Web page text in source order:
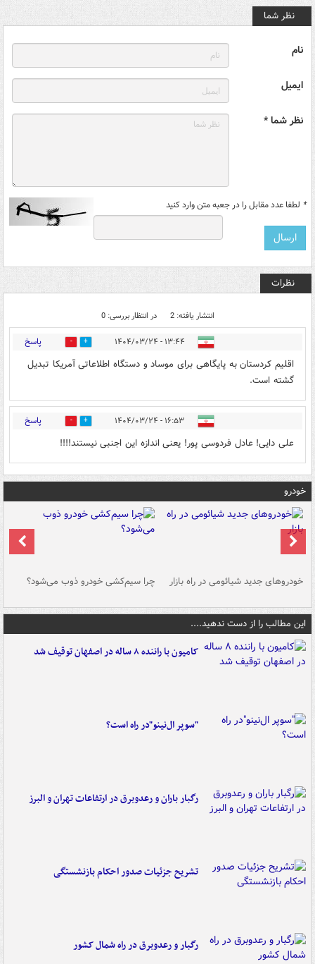
نظر شما
نام
ایمیل
نظر شما *
* لطفا عدد مقابل را در جعبه متن وارد کنید
نظرات
انتشار یافته: 2 در انتظار بررسی: 0
۱۳:۴۴ - ۱۴۰۴/۰۳/۲۴ 5 پاسخ
اقلیم کردستان به پایگاهی برای موساد و دستگاه اطلاعاتی آمریکا تبدیل
گشته است.
۱۶:۵۳ - ۱۴۰۴/۰۳/۲۴ 5 پاسخ
علی دایی! عادل فردوسی پور! یعنی اندازه این اجنبی نیستند!!!!
خودرو
خودروهای جدید شیائومی در راه بازار چرا سیم‌کشی خودرو ذوب می‌شود؟
این مطالب را از دست ندهید....
کامیون با راننده ۸ ساله در اصفهان توقیف شد
"سوپر ال‌نینو"در راه است؟
رگبار باران و رعدوبرق در ارتفاعات تهران و البرز
تشریح جزئیات صدور احکام بازنشستگی
رگبار و رعدوبرق در راه شمال کشور